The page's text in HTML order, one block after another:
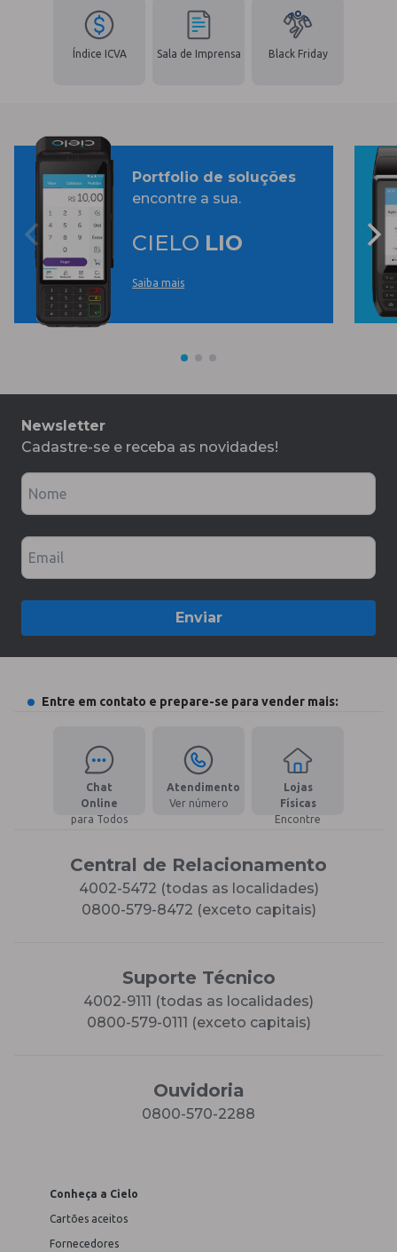
Índice ICVA Sala de Imprensa Black Friday
Portfolio de soluções
encontre a sua.
CIELO LIO
Saiba mais
Newsletter
Cadastre-se e receba as novidades!
Nome
Email
Enviar
Entre em contato e prepare-se para vender mais:
Chat
Online
para Todos
Atendimento
Ver número
Lojas
Físicas
Encontre
Central de Relacionamento
4002-5472 (todas as localidades)
0800-579-8472 (exceto capitais)
Suporte Técnico
4002-9111 (todas as localidades)
0800-579-0111 (exceto capitais)
Ouvidoria
0800-570-2288
Conheça a Cielo
Cartões aceitos
Fornecedores